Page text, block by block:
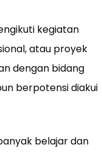
kegiatan
atau proyek
dengan bidang
berpotensi diakui
belajar dan